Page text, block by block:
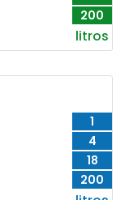
200
litros
1
4
18
200